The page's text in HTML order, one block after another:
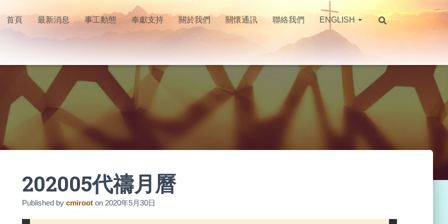
首頁 最新消息 事工動態 奉獻支持 關於我們 關懷通訊 聯絡我們 ENGLISH
202005代禱月曆
Published by cmiroot on 2020年5月30日